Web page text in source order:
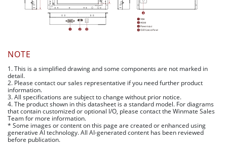
NOTE
1. This is a simplified drawing and some components are not marked in
detail.
2. Please contact our sales representative if you need further product
information.
3. All specifications are subject to change without prior notice.
4. The product shown in this datasheet is a standard model. For diagrams
that contain customized or optional I/O, please contact the Winmate Sales
Team for more information.
* Some images or content on this page are created or enhanced using
generative AI technology. All AI-generated content has been reviewed
before publication.